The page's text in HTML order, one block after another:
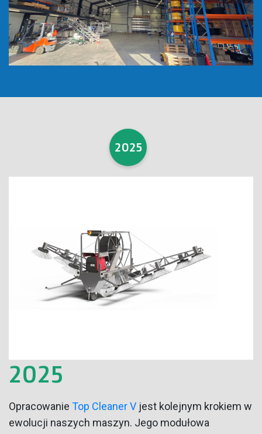
2025
2025
Opracowanie Top Cleaner V jest kolejnym krokiem w
ewolucji naszych maszyn. Jego modułowa